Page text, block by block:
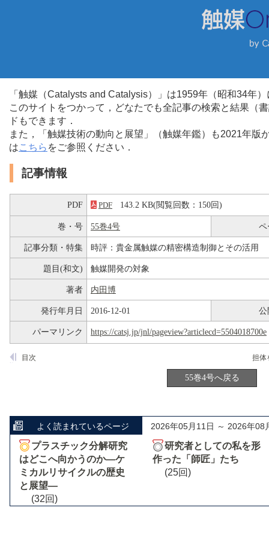
「触媒（Catalysts and Catalysis）」は1959年（昭和34年
このサイトをつかって，どなたでも全記事の検索と結果（
ドもできます．
また，「触媒技術の動向と展望」（触媒年鑑）も2021年
はこちら をご参照ください．
記事情報
PDF PDF 143.2 KB(閲覧回数：150回)
巻・号 55巻4号 ペ
記事分類・特集 時評：貴金属触媒の精密構造制御とその活用
題目(和文) 触媒開発の対象
著者 内田博
発行年月日 2016-12-01 公
パーマリンク https://catsj.jp/jnl/pageview?articlecd=5504018700e
目次
55巻4号へ戻る
よく読まれているページ 2026年05月11日 ～ 2026年08
プラスチック分解研究
はどこへ向かうのか―ケ
ミカルリサイクルの歴史
と展望―
(32回)
研究者としての私を形
作った「師匠」たち
(25回)